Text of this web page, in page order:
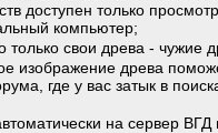
доступен только
компьютер;
только свои древа - чужие
изображение древа
где у вас затык в
на сервер ВГД